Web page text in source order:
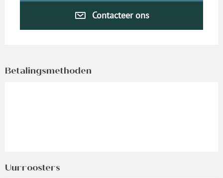
Contacteer ons
Betalingsmethoden
Uurroosters